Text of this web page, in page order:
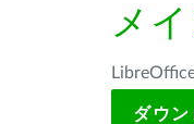
メ
ダウ